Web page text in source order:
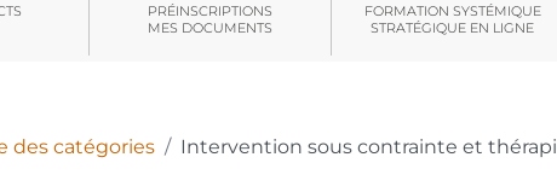
PRÉINSCRIPTIONS
MES DOCUMENTS
FORMATION SYSTÉMIQUE
STRATÉGIQUE EN LIGNE
des catégories Intervention sous contrainte et